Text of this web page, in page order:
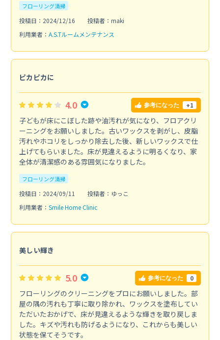
フローリング清掃
投稿日：2024/12/16
投稿者：maki
利用業者： A.S.Tルームメンテナンス
ピカピカに
4.0 参考になった +1
子どもが床にこぼした跡や油汚れが気になり、フロアクリ
ーニングをお願いしました。古いワックスを剥がし、皮脂
汚れやホコリをしっかり除去した後、新しいワックスで仕
上げてもらいました。床が見違えるように明るくなり、家
全体が清潔感のある雰囲気になりました。
フローリング清掃
投稿日：2024/09/11
投稿者：ゆっこ
利用業者： Smile Home Clinic
美しい輝き
5.0 参考になった 0
フローリングのクリーニングをプロにお願いしました。部
屋の隅の汚れも丁寧に取り除かれ、ワックスを塗布してい
ただいたおかげで、床が見違えるような輝きを取り戻しま
した。キズや汚れも防げるようになり、これからも美しい
状態を保てそうです。